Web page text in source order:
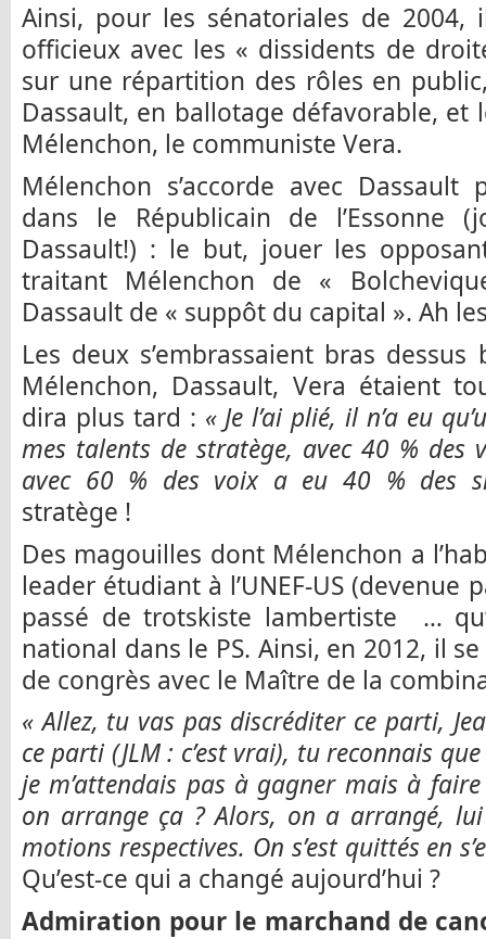
Ainsi, pour les sénatoriales de
officieux avec les « dissidents de
sur une répartition des rôles en
Dassault, en ballotage défavorable, et
Mélenchon, le communiste Vera.
Mélenchon s’accorde avec
dans le Républicain de l’Essonne
Dassault!) : le but, jouer les
traitant Mélenchon de «
Dassault de « suppôt du capital ». Ah
Les deux s’embrassaient bras
Mélenchon, Dassault, Vera étaient
dira plus tard : « Je l’ai plié, il n’a eu
mes talents de stratège, avec 40 % des
avec 60 % des voix a eu 40 % des
stratège !
Des magouilles dont Mélenchon a
leader étudiant à l’UNEF-US (devenue
passé de trotskiste lambertiste …
national dans le PS. Ainsi, en 2012, il
de congrès avec le Maître de la
« Allez, tu vas pas discréditer ce parti,
ce parti (JLM : c’est vrai), tu reconnais
je m’attendais pas à gagner mais à
on arrange ça ? Alors, on a arrangé,
motions respectives. On s’est quittés en
Qu’est-ce qui a changé aujourd’hui ?
Admiration pour le marchand de